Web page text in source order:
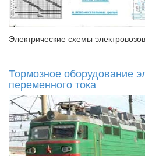
Электрические схемы
Тормозное оборудование
переменного тока